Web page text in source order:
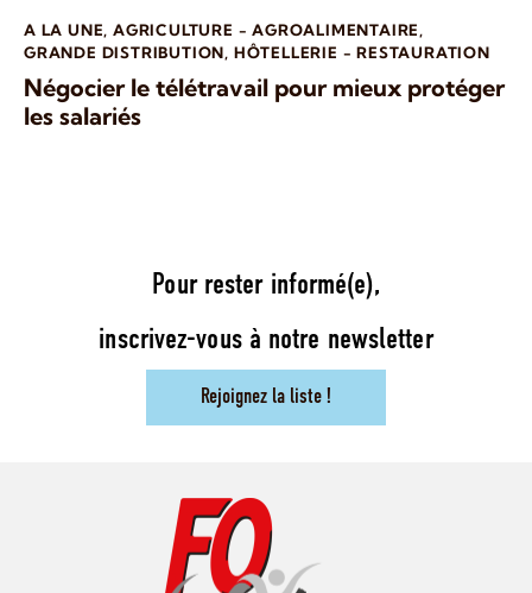
A LA UNE,AGRICULTURE - AGROALIMENTAIRE,
GRANDE DISTRIBUTION, HÔTELLERIE - RESTAURATION
Négocier le télétravail pour mieux protéger
les salariés
Pour rester informé(e),
inscrivez-vous à notre newsletter
Rejoignez la liste !